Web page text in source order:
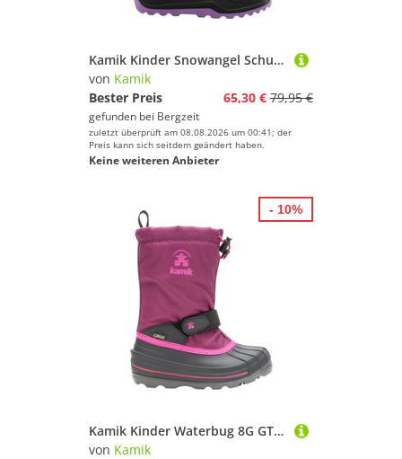
Kamik Kinder Snowangel Schuhe
von Kamik
Bester Preis
65,30 € 79,95 €
gefunden bei Bergzeit
zuletzt überprüft am 08.08.2026 um 00:41; der
Preis kann sich seitdem geändert haben.
Keine weiteren Anbieter
Kamik Kinder Waterbug 8G GTX Winterstiefel
von Kamik
- 10%